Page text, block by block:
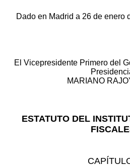
Dado en Madrid a 26 de enero
El Vicepresidente Primero del
MARIANO
ESTATUTO DEL